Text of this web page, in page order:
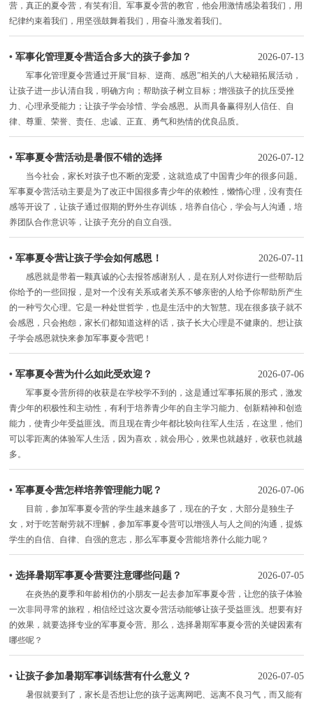
营，真正的夏令营，有笑有泪。军事夏令营的教官，他会用激情感染着我们，用
纪律约束着我们，用坚强鼓舞着我们，用奋斗激发着我们。
•军事化管理夏令营适合多大的孩子参加？ 2026-07-13
军事化管理夏令营通过开展“目标、逆商、感恩”相关的八大秘籍拓展活动，
让孩子进一步认清自我，明确方向；帮助孩子树立目标；增强孩子的抗压受挫
力、心理承受能力；让孩子学会珍惜、学会感恩。从而具备赢得别人信任、自
律、尊重、荣誉、责任、忠诚、正直、勇气和热情的优良品质。
•军事夏令营活动是暑假不错的选择 2026-07-12
当今社会，家长对孩子也不断的宠爱，这就造成了中国青少年的很多问题。
军事夏令营活动主要是为了改正中国很多青少年的依赖性，懒惰心理，没有责任
感等开设了，让孩子通过假期的野外生存训练，培养自信心，学会与人沟通，培
养团队合作意识等，让孩子充分的自立自强。
•军事夏令营让孩子学会如何感恩！ 2026-07-11
感恩就是带着一颗真诚的心去报答感谢别人，是在别人对你进行一些帮助后
你给予的一些回报，是对一个没有关系或者关系不够亲密的人给予你帮助所产生
的一种亏欠心理。它是一种处世哲学，也是生活中的大智慧。现在很多孩子就不
会感恩，只会抱怨，家长们都知道这样的话，孩子长大心理是不健康的。想让孩
子学会感恩就快来参加军事夏令营吧！
•军事夏令营为什么如此受欢迎？ 2026-07-06
军事夏令营所得的收获是在学校学不到的，这是通过军事拓展的形式，激发
青少年的积极性和主动性，有利于培养青少年的自主学习能力、创新精神和创造
能力，使青少年受益匪浅。而且现在青少年都比较向往军人生活，在这里，他们
可以零距离的体验军人生活，因为喜欢，就会用心，效果也就越好，收获也就越
多。
•军事夏令营怎样培养管理能力呢？ 2026-07-06
目前，参加军事夏令营的学生越来越多了，现在的子女，大部分是独生子
女，对于吃苦耐劳就不理解，参加军事夏令营可以增强人与人之间的沟通，提炼
学生的自信、自律、自强的意志，那么军事夏令营能培养什么能力呢？
•选择暑期军事夏令营要注意哪些问题？ 2026-07-05
在炎热的夏季和年龄相仿的小朋友一起去参加军事夏令营，让您的孩子体验
一次非同寻常的旅程，相信经过这次夏令营活动能够让孩子受益匪浅。想要有好
的效果，就要选择专业的军事夏令营。那么，选择暑期军事夏令营的关键因素有
哪些呢？
•让孩子参加暑期军事训练营有什么意义？ 2026-07-05
暑假就要到了，家长是否想让您的孩子远离网吧、远离不良习气，而又能有